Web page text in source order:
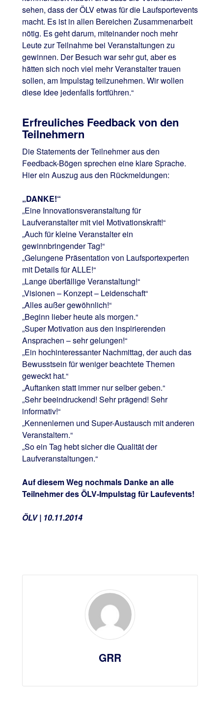
sehen, dass der ÖLV etwas für die Laufsportevents
macht. Es ist in allen Bereichen Zusammenarbeit
nötig. Es geht darum, miteinander noch mehr
Leute zur Teilnahme bei Veranstaltungen zu
gewinnen. Der Besuch war sehr gut, aber es
hätten sich noch viel mehr Veranstalter trauen
sollen, am Impulstag teilzunehmen. Wir wollen
diese Idee jedenfalls fortführen.“
Erfreuliches Feedback von den
Teilnehmern
Die Statements der Teilnehmer aus den
Feedback-Bögen sprechen eine klare Sprache.
Hier ein Auszug aus den Rückmeldungen:
„DANKE!“
„Eine Innovationsveranstaltung für
Laufveranstalter mit viel Motivationskraft!“
„Auch für kleine Veranstalter ein
gewinnbringender Tag!“
„Gelungene Präsentation von Laufsportexperten
mit Details für ALLE!“
„Lange überfällige Veranstaltung!“
„Visionen – Konzept – Leidenschaft“
„Alles außer gewöhnlich!“
„Beginn lieber heute als morgen.“
„Super Motivation aus den inspirierenden
Ansprachen – sehr gelungen!“
„Ein hochinteressanter Nachmittag, der auch das
Bewusstsein für weniger beachtete Themen
geweckt hat.“
„Auftanken statt immer nur selber geben.“
„Sehr beeindruckend! Sehr prägend! Sehr
informativ!“
„Kennenlernen und Super-Austausch mit anderen
Veranstaltern.“
„So ein Tag hebt sicher die Qualität der
Laufveranstaltungen.“
Auf diesem Weg nochmals Danke an alle
Teilnehmer des ÖLV-Impulstag für Laufevents!
ÖLV | 10.11.2014
GRR